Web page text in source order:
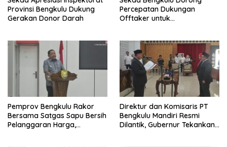
Provinsi Bengkulu Dukung
Gerakan Donor Darah
Percepatan Dukungan
Offtaker untuk
Pemprov Bengkulu Rakor
Bersama Satgas Sapu Bersih
Pelanggaran Harga,
Direktur dan Komisaris PT
Bengkulu Mandiri Resmi
Dilantik, Gubernur Tekankan